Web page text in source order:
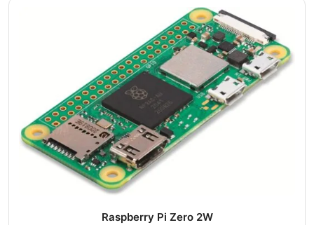
Raspberry Pi Zero 2W